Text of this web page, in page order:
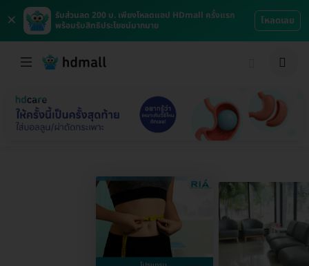
×
รับส่วนลด 200 บ. เพียงโหลดแอป HDmall ครั้งแรก
พร้อมรับสิทธิประโยชน์มากมาย
โหลดเลย